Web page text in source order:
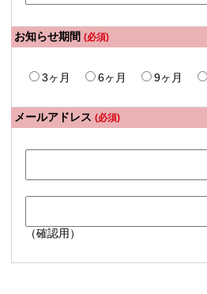
お知らせ期間 (必須)
3ヶ月 6ヶ月 9ヶ月
メールアドレス (必須)
（確認用）